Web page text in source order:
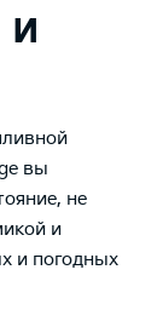
и
вы
не
и
и погодных